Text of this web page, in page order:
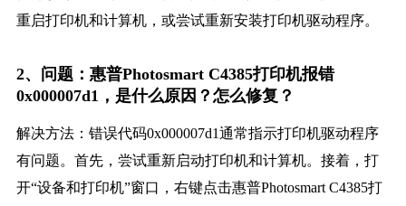
重启打印机和计算机，或尝试重新安装打印机驱动程序。
2、问题：惠普Photosmart C4385打印机报错
0x000007d1，是什么原因？怎么修复？
解决方法：错误代码0x000007d1通常指示打印机驱动程序
有问题。首先，尝试重新启动打印机和计算机。接着，打
开“设备和打印机”窗口，右键点击惠普Photosmart C4385打